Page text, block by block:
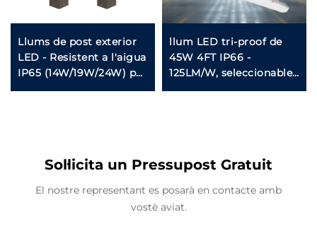
Llums de post exterior
LED - Resistent a l'aigua
IP65 (14W/19W/24W) per
llum LED tri-proof de
45W 4FT IP66 -
125LM/W, seleccionable
Sol·licita un Pressupost Gratuit
El nostre representant es posarà en contacte amb
vostè aviat.